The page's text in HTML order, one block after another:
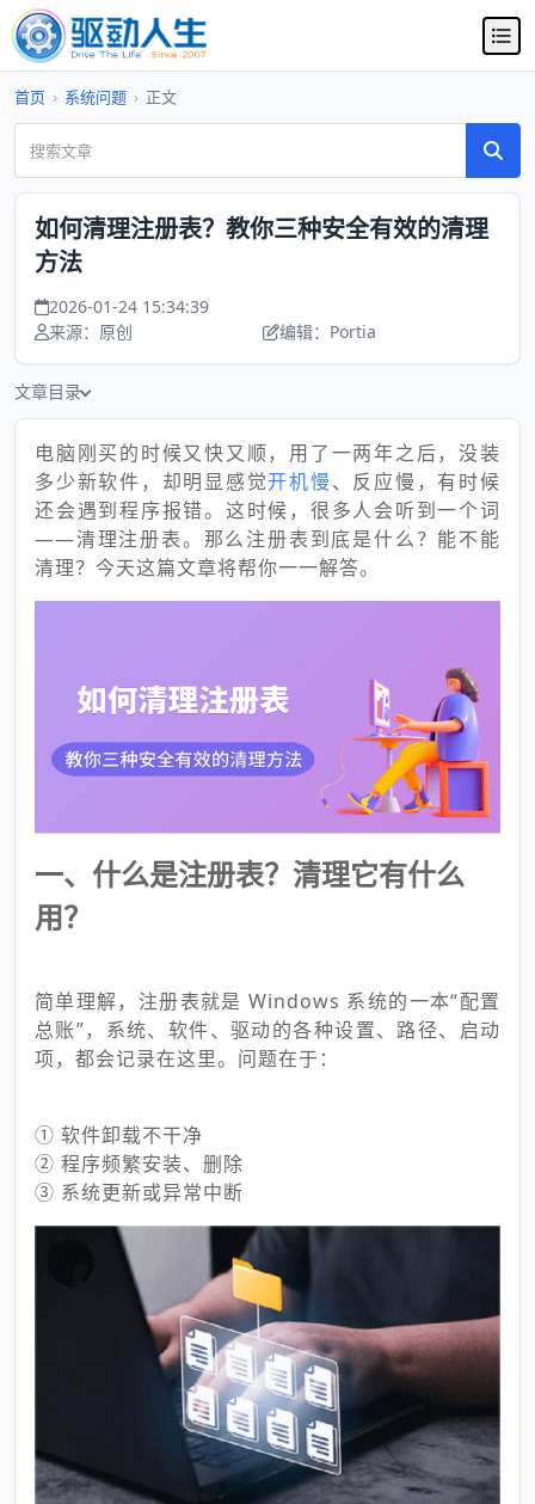
首页 › 系统问题 › 正文
如何清理注册表？教你三种安全有效的清理
方法
2026-01-24 15:34:39
来源：原创
编辑：Portia
文章目录
电脑刚买的时候又快又顺，用了一两年之后，没装
多少新软件，却明显感觉开机慢、反应慢，有时候
还会遇到程序报错。这时候，很多人会听到一个词
——清理注册表。那么注册表到底是什么？能不能
清理？今天这篇文章将帮你一一解答。
一、什么是注册表？清理它有什么
用？
简单理解，注册表就是 Windows 系统的一本“配置
总账”，系统、软件、驱动的各种设置、路径、启动
项，都会记录在这里。问题在于：
① 软件卸载不干净
② 程序频繁安装、删除
③ 系统更新或异常中断